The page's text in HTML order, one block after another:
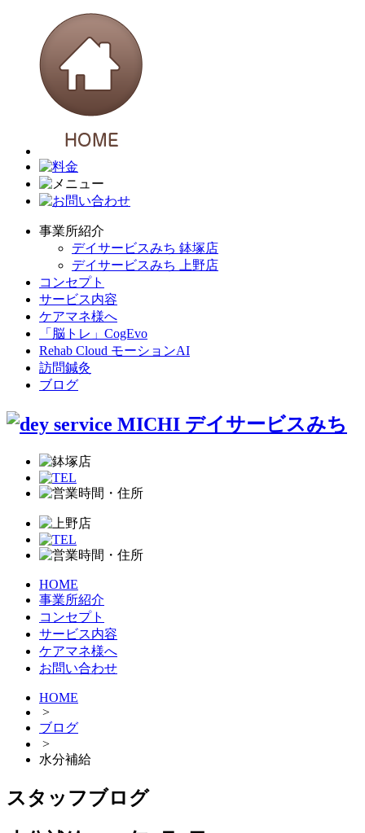
事業所紹介
デイサービスみち 鉢塚店
デイサービスみち 上野店
コンセプト
サービス内容
ケアマネ様へ
「脳トレ」CogEvo
Rehab Cloud モーションAI
訪問鍼灸
ブログ
HOME
事業所紹介
コンセプト
サービス内容
ケアマネ様へ
お問い合わせ
HOME
>
ブログ
>
水分補給
スタッフブログ